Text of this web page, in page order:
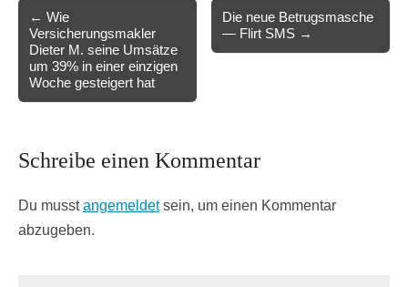
Post
navigation
← Wie
Versicherungsmakler
Dieter M. seine Umsätze
um 39% in einer einzigen
Woche gesteigert hat
Die neue Betrugsmasche
— Flirt SMS →
Schreibe einen Kommentar
Du musstangemeldetsein, um einen Kommentar
abzugeben.